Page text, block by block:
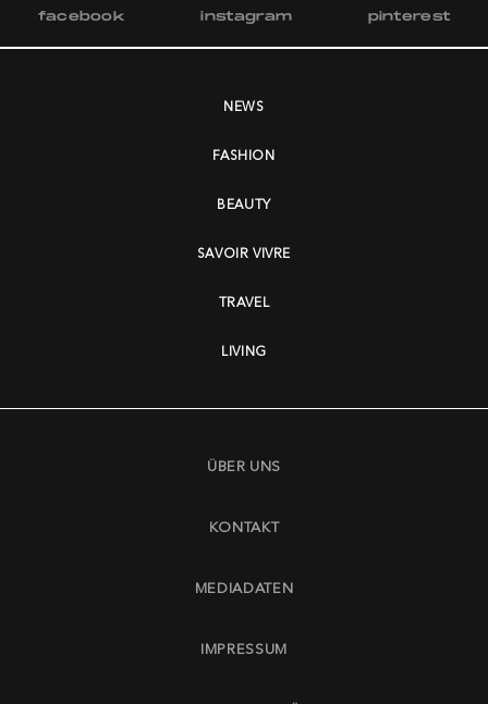
facebook instagram pinterest
NEWS
FASHION
BEAUTY
SAVOIR VIVRE
TRAVEL
LIVING
ÜBER UNS
KONTAKT
MEDIADATEN
IMPRESSUM